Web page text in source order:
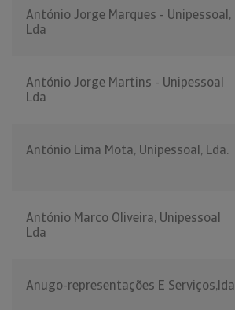
António Jorge Marques - Unipessoal,
Lda
António Jorge Martins - Unipessoal
Lda
António Lima Mota, Unipessoal, Lda.
António Marco Oliveira, Unipessoal
Lda
Anugo-representações E Serviços,lda